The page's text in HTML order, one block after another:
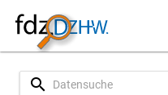
search